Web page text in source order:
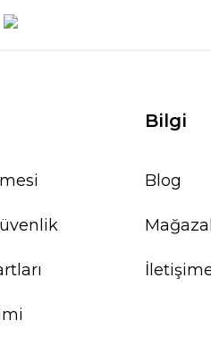
Bilgi
Blog